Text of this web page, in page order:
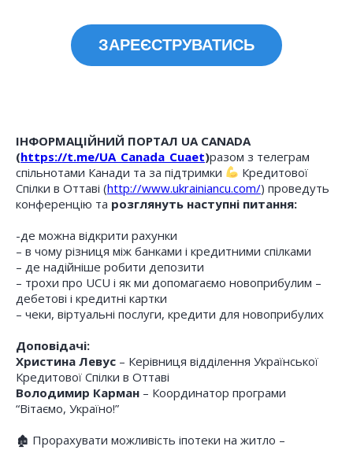
ЗАРЕЄСТРУВАТИСЬ
ІНФОРМАЦІЙНИЙ ПОРТАЛ UA CANADA
(https://t.me/UA_Canada_Cuaet)разом з телеграм
спільнотами Канади та за підтримки
Кредитової
Спілки в Оттаві (http://www.ukrainiancu.com/) проведуть
конференцію та розглянуть наступні питання:
-де можна відкрити рахунки
– в чому різниця між банками і кредитними спілками
– де надійніше робити депозити
– трохи про UCU і як ми допомагаємо новоприбулим –
дебетові і кредитні картки
– чеки, віртуальні послуги, кредити для новоприбулих
Доповідачі:
Христина Левус – Керівниця відділення Української
Кредитової Спілки в Оттаві
Володимир Карман – Координатор програми
“Вітаємо, Українo!”
🏚 Прорахувати можливість іпотеки на житло –